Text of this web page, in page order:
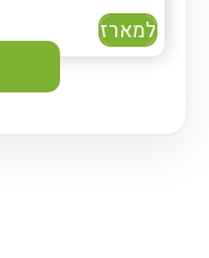
למארז